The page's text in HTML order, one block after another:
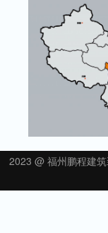
2023 @ 福州鹏程建